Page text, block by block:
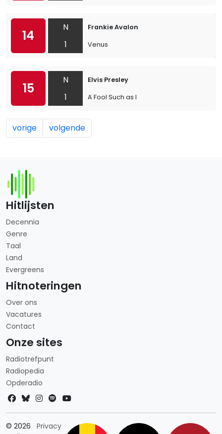
14
N
1
Frankie Avalon
Venus
15
N
1
Elvis Presley
A Fool Such as I
vorige volgende
Hitlijsten
Decennia
Genre
Taal
Land
Evergreens
Hitnoteringen
Over ons
Vacatures
Contact
Onze sites
Radiotrefpunt
Radiopedia
Opderadio
© 2026
PrivacyLandkeuze